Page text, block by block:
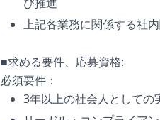
上記各業務に関係する社
■求める要件、応募資格:
必須要件：
3年以上の社会人としての